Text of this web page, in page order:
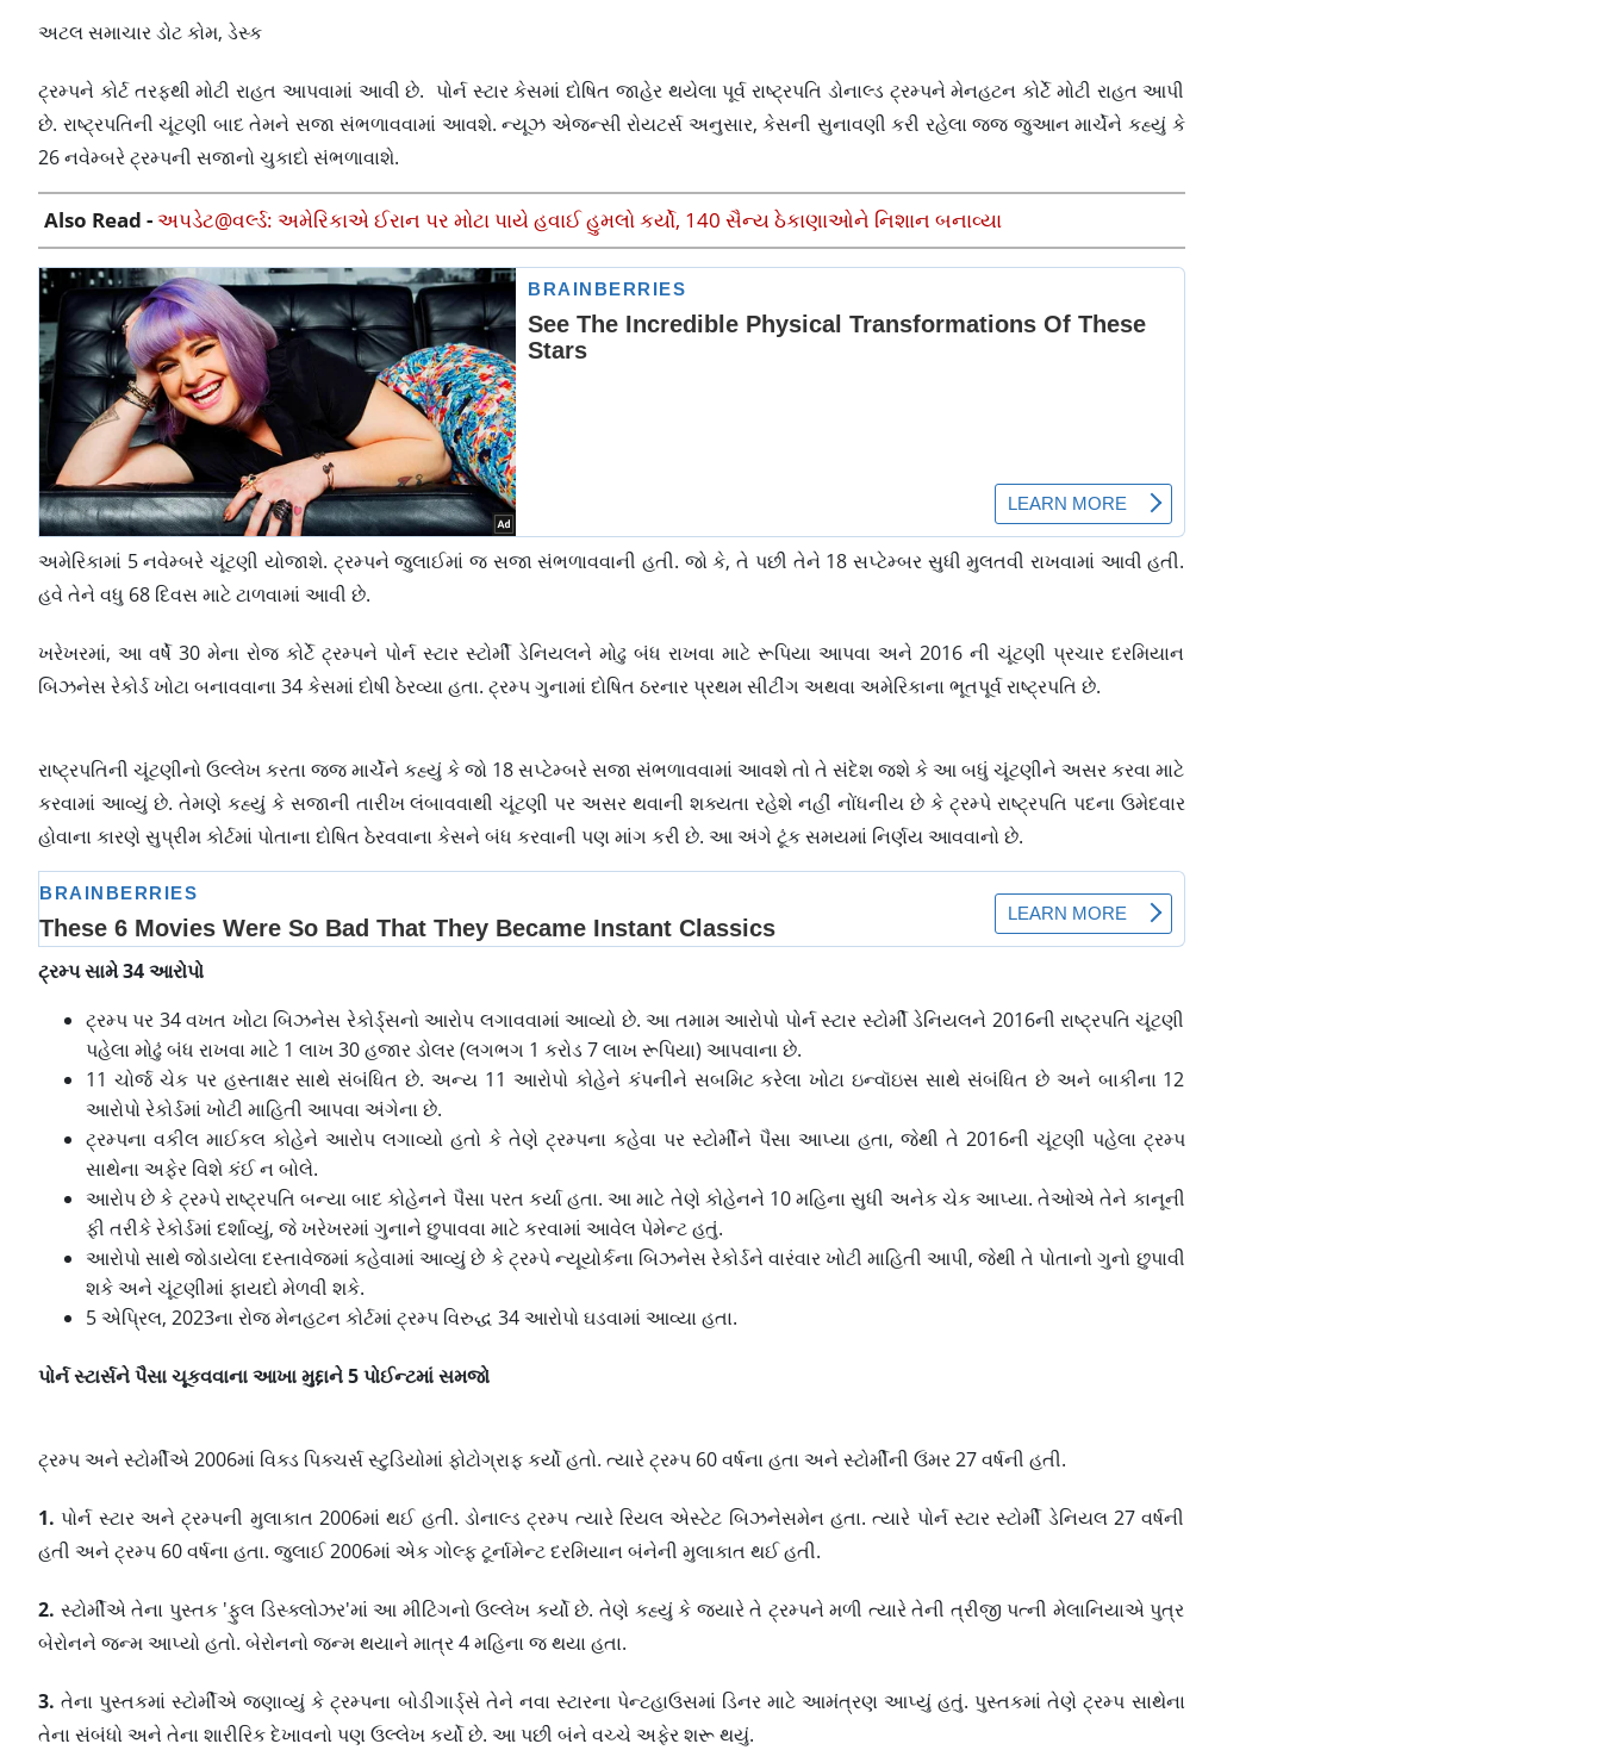
અટલ સમાચાર ડોટ કોમ, ડેસ્ક
ટ્રમ્પને કોર્ટ તરફથી મોટી રાહત આપવામાં આવી છે. ​​​​​​પોર્ન સ્ટાર કેસમાં દોષિત જાહેર થયેલા પૂર્વ રાષ્ટ્રપતિ ડોનાલ્ડ ટ્રમ્પને મેનહટન કોર્ટે મોટી રાહત આપી
છે. રાષ્ટ્રપતિની ચૂંટણી બાદ તેમને સજા સંભળાવવામાં આવશે. ન્યૂઝ એજન્સી રોયટર્સ અનુસાર, કેસની સુનાવણી કરી રહેલા જજ જુઆન માર્ચેને કહ્યું કે
26 નવેમ્બરે ટ્રમ્પની સજાનો ચુકાદો સંભળાવાશે.
Also Read -અપડેટ@વર્લ્ડ: અમેરિકાએ ઈરાન પર મોટા પાયે હવાઈ હુમલો કર્યો, 140 સૈન્ય ઠેકાણાઓને નિશાન બનાવ્યા
અમેરિકામાં 5 નવેમ્બરે ચૂંટણી યોજાશે. ટ્રમ્પને જુલાઈમાં જ સજા સંભળાવવાની હતી. જો કે, તે પછી તેને 18 સપ્ટેમ્બર સુધી મુલતવી રાખવામાં આવી હતી.
હવે તેને વધુ 68 દિવસ માટે ટાળવામાં આવી છે.
ખરેખરમાં, આ વર્ષે 30 મેના રોજ કોર્ટે ટ્રમ્પને પોર્ન સ્ટાર સ્ટોર્મી ડેનિયલને મોઢુ બંધ રાખવા માટે રૂપિયા આપવા અને 2016 ની ચૂંટણી પ્રચાર દરમિયાન
બિઝનેસ રેકોર્ડ ખોટા બનાવવાના 34 કેસમાં દોષી ઠેરવ્યા હતા. ટ્રમ્પ ગુનામાં દોષિત ઠરનાર પ્રથમ સીટીંગ અથવા અમેરિકાના ભૂતપૂર્વ રાષ્ટ્રપતિ છે.
રાષ્ટ્રપતિની ચૂંટણીનો ઉલ્લેખ કરતા જજ માર્ચેને કહ્યું કે જો 18 સપ્ટેમ્બરે સજા સંભળાવવામાં આવશે તો તે સંદેશ જશે કે આ બધું ચૂંટણીને અસર કરવા માટે
કરવામાં આવ્યું છે. તેમણે કહ્યું કે સજાની તારીખ લંબાવવાથી ચૂંટણી પર અસર થવાની શક્યતા રહેશે નહીં નોંધનીય છે કે ટ્રમ્પે રાષ્ટ્રપતિ પદના ઉમેદવાર
હોવાના કારણે સુપ્રીમ કોર્ટમાં પોતાના દોષિત ઠેરવવાના કેસને બંધ કરવાની પણ માંગ કરી છે. આ અંગે ટૂંક સમયમાં નિર્ણય આવવાનો છે.
ટ્રમ્પ સામે 34 આરોપો
ટ્રમ્પ પર 34 વખત ખોટા બિઝનેસ રેકોર્ડ્સનો આરોપ લગાવવામાં આવ્યો છે. આ તમામ આરોપો પોર્ન સ્ટાર સ્ટોર્મી ડેનિયલને 2016ની રાષ્ટ્રપતિ ચૂંટણી
પહેલા મોઢું બંધ રાખવા માટે 1 લાખ 30 હજાર ડોલર (લગભગ 1 કરોડ 7 લાખ રૂપિયા) આપવાના છે.
11 ચોર્જ ચેક પર હસ્તાક્ષર સાથે સંબંધિત છે. અન્ય 11 આરોપો કોહેને કંપનીને સબમિટ કરેલા ખોટા ઇન્વૉઇસ સાથે સંબંધિત છે અને બાકીના 12
આરોપો રેકોર્ડમાં ખોટી માહિતી આપવા અંગેના છે.
ટ્રમ્પના વકીલ માઈકલ કોહેને આરોપ લગાવ્યો હતો કે તેણે ટ્રમ્પના કહેવા પર સ્ટોર્મીને પૈસા આપ્યા હતા, જેથી તે 2016ની ચૂંટણી પહેલા ટ્રમ્પ
સાથેના અફેર વિશે કંઈ ન બોલે.
આરોપ છે કે ટ્રમ્પે રાષ્ટ્રપતિ બન્યા બાદ કોહેનને પૈસા પરત કર્યા હતા. આ માટે તેણે કોહેનને 10 મહિના સુધી અનેક ચેક આપ્યા. તેઓએ તેને કાનૂની
ફી તરીકે રેકોર્ડમાં દર્શાવ્યું, જે ખરેખરમાં ગુનાને છુપાવવા માટે કરવામાં આવેલ પેમેન્ટ હતું.
આરોપો સાથે જોડાયેલા દસ્તાવેજમાં કહેવામાં આવ્યું છે કે ટ્રમ્પે ન્યૂયોર્કના બિઝનેસ રેકોર્ડને વારંવાર ખોટી માહિતી આપી, જેથી તે પોતાનો ગુનો છુપાવી
શકે અને ચૂંટણીમાં ફાયદો મેળવી શકે.
5 એપ્રિલ, 2023ના રોજ મેનહટન કોર્ટમાં ટ્રમ્પ વિરુદ્ધ 34 આરોપો ઘડવામાં આવ્યા હતા.
પોર્ન સ્ટાર્સને પૈસા ચૂકવવાના આખા મુદ્દાને 5 પોઈન્ટમાં સમજો
ટ્રમ્પ અને સ્ટોર્મીએ 2006માં વિક્ડ પિક્ચર્સ સ્ટુડિયોમાં ફોટોગ્રાફ કર્યો હતો. ત્યારે ટ્રમ્પ 60 વર્ષના હતા અને સ્ટોર્મીની ઉંમર 27 વર્ષની હતી.
1. પોર્ન સ્ટાર અને ટ્રમ્પની મુલાકાત 2006માં થઈ હતી. ડોનાલ્ડ ટ્રમ્પ ત્યારે રિયલ એસ્ટેટ બિઝનેસમેન હતા. ત્યારે પોર્ન સ્ટાર સ્ટોર્મી ડેનિયલ 27 વર્ષની
હતી અને ટ્રમ્પ 60 વર્ષના હતા. જુલાઈ 2006માં એક ગોલ્ફ ટૂર્નામેન્ટ દરમિયાન બંનેની મુલાકાત થઈ હતી.
2. સ્ટોર્મીએ તેના પુસ્તક 'ફુલ ડિસ્ક્લોઝર'માં આ મીટિંગનો ઉલ્લેખ કર્યો છે. તેણે કહ્યું કે જ્યારે તે ટ્રમ્પને મળી ત્યારે તેની ત્રીજી પત્ની મેલાનિયાએ પુત્ર
બેરોનને જન્મ આપ્યો હતો. બેરોનનો જન્મ થયાને માત્ર 4 મહિના જ થયા હતા.
3. તેના પુસ્તકમાં સ્ટોર્મીએ જણાવ્યું કે ટ્રમ્પના બોડીગાર્ડ્સે તેને નવા સ્ટારના પેન્ટહાઉસમાં ડિનર માટે આમંત્રણ આપ્યું હતું. પુસ્તકમાં તેણે ટ્રમ્પ સાથેના
તેના સંબંધો અને તેના શારીરિક દેખાવનો પણ ઉલ્લેખ કર્યો છે. આ પછી બંને વચ્ચે અફેર શરૂ થયું.